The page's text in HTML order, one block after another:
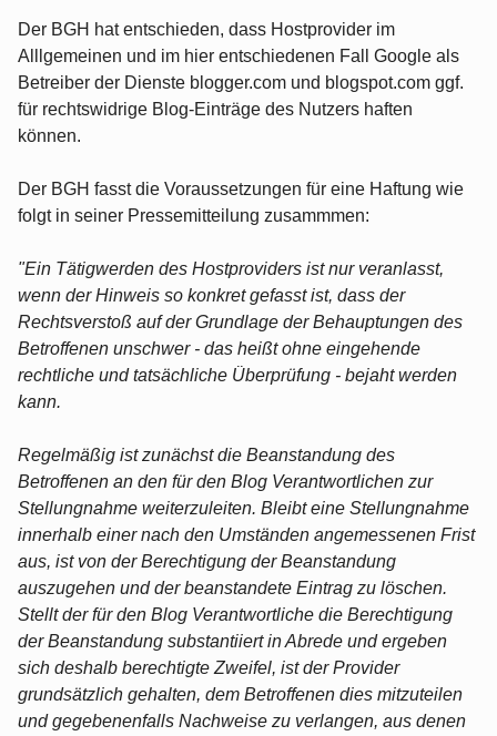
Der BGH hat entschieden, dass Hostprovider im
Alllgemeinen und im hier entschiedenen Fall Google als
Betreiber der Dienste blogger.com und blogspot.com ggf.
für rechtswidrige Blog-Einträge des Nutzers haften
können.
Der BGH fasst die Voraussetzungen für eine Haftung wie
folgt in seiner Pressemitteilung zusammmen:
"Ein Tätigwerden des Hostproviders ist nur veranlasst,
wenn der Hinweis so konkret gefasst ist, dass der
Rechtsverstoß auf der Grundlage der Behauptungen des
Betroffenen unschwer - das heißt ohne eingehende
rechtliche und tatsächliche Überprüfung - bejaht werden
kann.
Regelmäßig ist zunächst die Beanstandung des
Betroffenen an den für den Blog Verantwortlichen zur
Stellungnahme weiterzuleiten. Bleibt eine Stellungnahme
innerhalb einer nach den Umständen angemessenen Frist
aus, ist von der Berechtigung der Beanstandung
auszugehen und der beanstandete Eintrag zu löschen.
Stellt der für den Blog Verantwortliche die Berechtigung
der Beanstandung substantiiert in Abrede und ergeben
sich deshalb berechtigte Zweifel, ist der Provider
grundsätzlich gehalten, dem Betroffenen dies mitzuteilen
und gegebenenfalls Nachweise zu verlangen, aus denen